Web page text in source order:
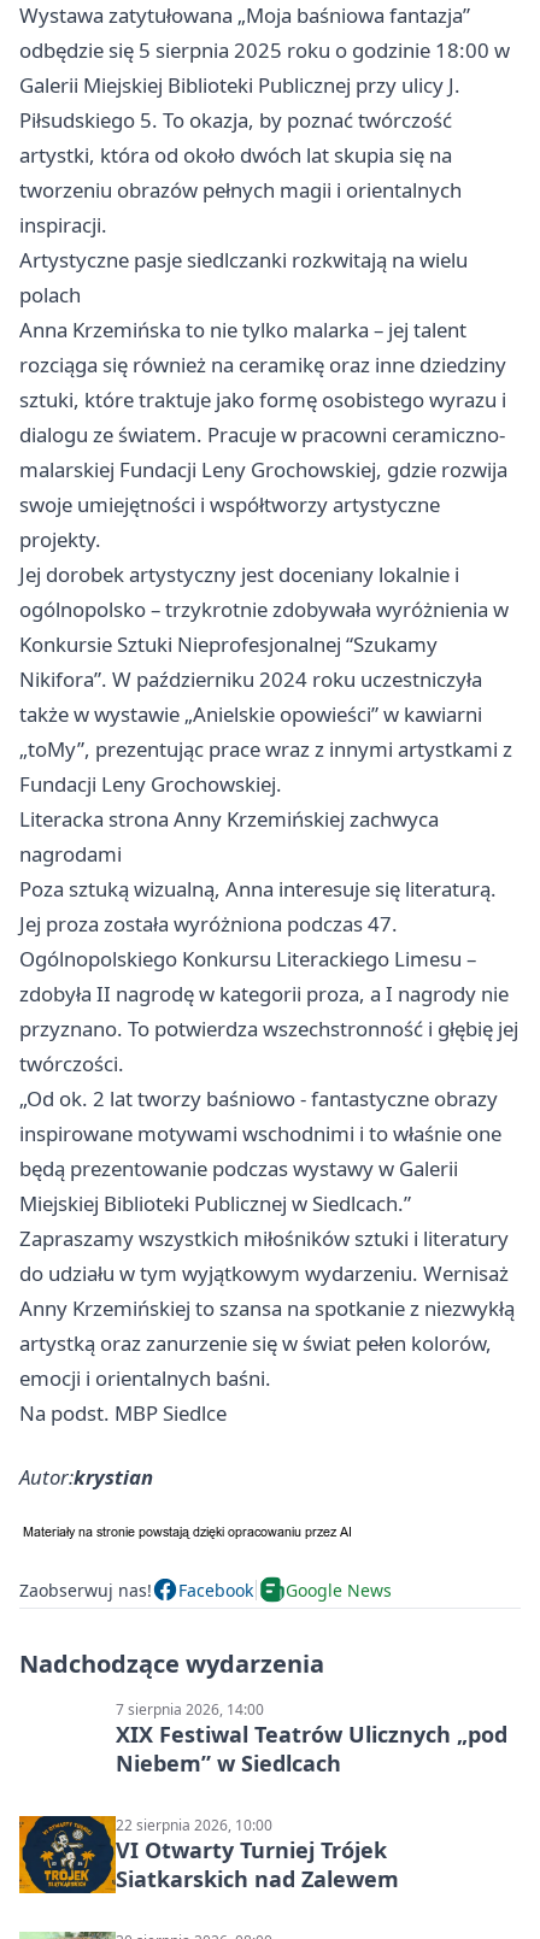
Wystawa zatytułowana „Moja baśniowa fantazja”
odbędzie się 5 sierpnia 2025 roku o godzinie 18:00 w
Galerii Miejskiej Biblioteki Publicznej przy ulicy J.
Piłsudskiego 5. To okazja, by poznać twórczość
artystki, która od około dwóch lat skupia się na
tworzeniu obrazów pełnych magii i orientalnych
inspiracji.
Artystyczne pasje siedlczanki rozkwitają na wielu
polach
Anna Krzemińska to nie tylko malarka – jej talent
rozciąga się również na ceramikę oraz inne dziedziny
sztuki, które traktuje jako formę osobistego wyrazu i
dialogu ze światem. Pracuje w pracowni ceramiczno-
malarskiej Fundacji Leny Grochowskiej, gdzie rozwija
swoje umiejętności i współtworzy artystyczne
projekty.
Jej dorobek artystyczny jest doceniany lokalnie i
ogólnopolsko – trzykrotnie zdobywała wyróżnienia w
Konkursie Sztuki Nieprofesjonalnej “Szukamy
Nikifora”. W październiku 2024 roku uczestniczyła
także w wystawie „Anielskie opowieści” w kawiarni
„toMy”, prezentując prace wraz z innymi artystkami z
Fundacji Leny Grochowskiej.
Literacka strona Anny Krzemińskiej zachwyca
nagrodami
Poza sztuką wizualną, Anna interesuje się literaturą.
Jej proza została wyróżniona podczas 47.
Ogólnopolskiego Konkursu Literackiego Limesu –
zdobyła II nagrodę w kategorii proza, a I nagrody nie
przyznano. To potwierdza wszechstronność i głębię jej
twórczości.
„Od ok. 2 lat tworzy baśniowo - fantastyczne obrazy
inspirowane motywami wschodnimi i to właśnie one
będą prezentowanie podczas wystawy w Galerii
Miejskiej Biblioteki Publicznej w Siedlcach.”
Zapraszamy wszystkich miłośników sztuki i literatury
do udziału w tym wyjątkowym wydarzeniu. Wernisaż
Anny Krzemińskiej to szansa na spotkanie z niezwykłą
artystką oraz zanurzenie się w świat pełen kolorów,
emocji i orientalnych baśni.
Na podst. MBP Siedlce
Autor:krystian
Zaobserwuj nas! Facebook Google News
Nadchodzące wydarzenia
7 sierpnia 2026, 14:00
XIX Festiwal Teatrów Ulicznych „pod
Niebem” w Siedlcach
22 sierpnia 2026, 10:00
VI Otwarty Turniej Trójek
Siatkarskich nad Zalewem